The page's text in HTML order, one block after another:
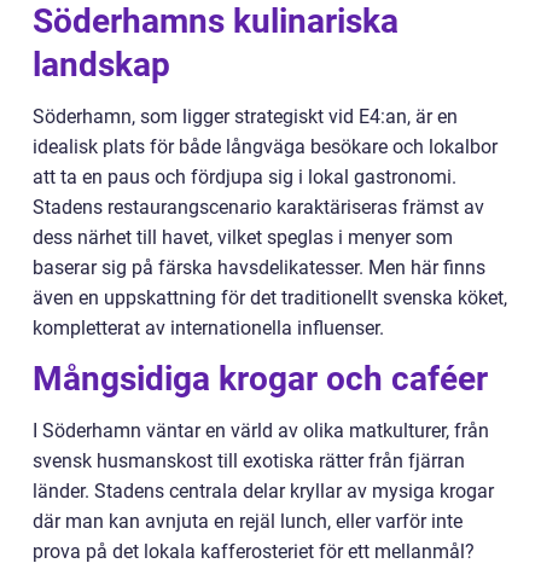
Söderhamns kulinariska
landskap
Söderhamn, som ligger strategiskt vid E4:an, är en
idealisk plats för både långväga besökare och lokalbor
att ta en paus och fördjupa sig i lokal gastronomi.
Stadens restaurangscenario karaktäriseras främst av
dess närhet till havet, vilket speglas i menyer som
baserar sig på färska havsdelikatesser. Men här finns
även en uppskattning för det traditionellt svenska köket,
kompletterat av internationella influenser.
Mångsidiga krogar och caféer
I Söderhamn väntar en värld av olika matkulturer, från
svensk husmanskost till exotiska rätter från fjärran
länder. Stadens centrala delar kryllar av mysiga krogar
där man kan avnjuta en rejäl lunch, eller varför inte
prova på det lokala kafferosteriet för ett mellanmål?